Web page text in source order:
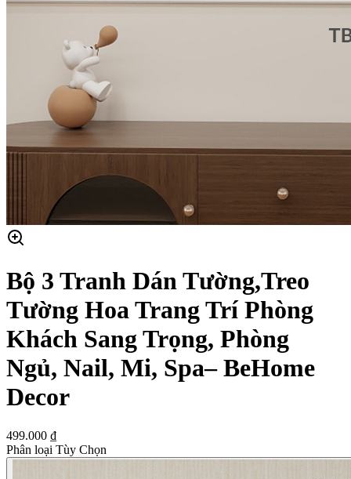
Bộ 3 Tranh Dán Tường,Treo
Tường Hoa Trang Trí Phòng
Khách Sang Trọng, Phòng
Ngủ, Nail, Mi, Spa– BeHome
Decor
499.000 ₫
Phân loại Tùy Chọn